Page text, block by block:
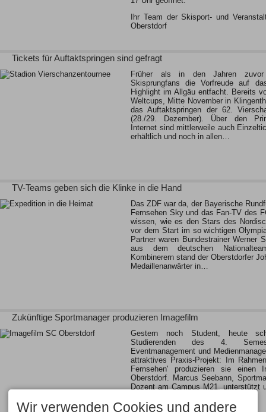
Ihr Team der Skisport- und
Oberstdorf
Tickets für Auftaktspringen sind gefragt
Früher als in den Jahren
Skisprungfans die Vorfreude auf
Highlight im Allgäu entfacht. Bereits
Weltcups, Mitte November in
das Auftaktspringen der 62.
(28./29. Dezember). Über den
Internet sind mittlerweile auch
erhältlich und noch in allen…
TV-Teams geben sich die Klinke in die Hand
Das ZDF war da, der Bayerische
Fernsehen Sky und das Fan-TV des
wissen, wie es den Stars des
vor dem Start im so wichtigen
Partner waren Bundestrainer Werner
aus dem deutschen
Kombinerern stand der Oberstdorfer
Medaillenanwärter in…
Zukünftige Sportmanager produzieren Imagefilm
Gestern noch Student, heute
Studierenden des 4.
Eventmanagement und
attraktives Praxis-Projekt: Im
Fernsehen' produzieren sie einen
Oberstdorf. Marcus Seebann,
Dozent am Campus M21, unterstützt
Wir verwenden Cookies und andere